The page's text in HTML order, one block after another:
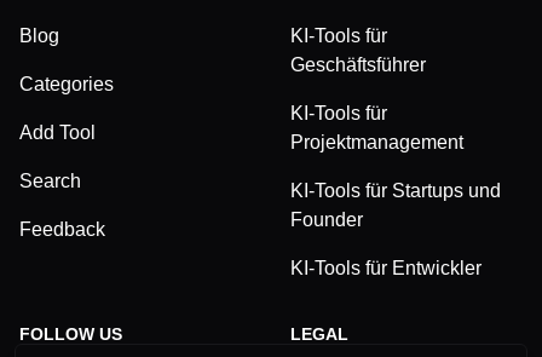
Blog
Categories
Add Tool
Search
Feedback
KI-Tools für
Geschäftsführer
KI-Tools für
Projektmanagement
KI-Tools für Startups und
Founder
KI-Tools für Entwickler
FOLLOW US LEGAL